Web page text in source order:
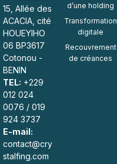
15, Allée des
ACACIA, cité
HOUEYIHO
06 BP3617
Cotonou -
BENIN
TEL: +229
012 024
0076 / 019
924 3737
E-mail:
contact@cry
stalfing.com
d’une holding
Transformation
digitale
Recouvrement
de créances